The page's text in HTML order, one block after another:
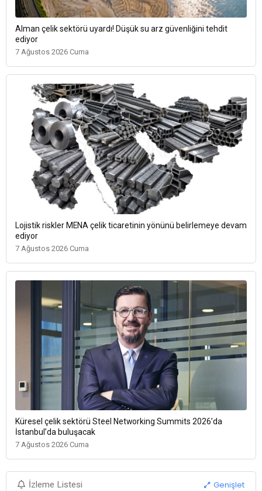
Alman çelik sektörü uyardı! Düşük su arz güvenliğini tehdit
ediyor
7 Ağustos 2026 Cuma
Lojistik riskler MENA çelik ticaretinin yönünü belirlemeye devam
ediyor
7 Ağustos 2026 Cuma
Küresel çelik sektörü Steel Networking Summits 2026’da
İstanbul’da buluşacak
7 Ağustos 2026 Cuma
İzleme Listesi Genişlet